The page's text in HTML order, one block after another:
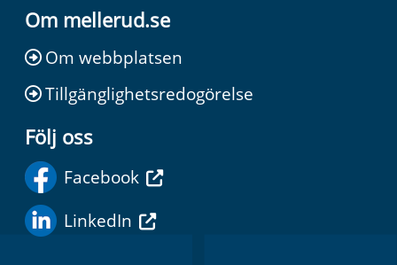
Om mellerud.se
Om webbplatsen
Tillgänglighetsredogörelse
Följ oss
Facebook
LinkedIn